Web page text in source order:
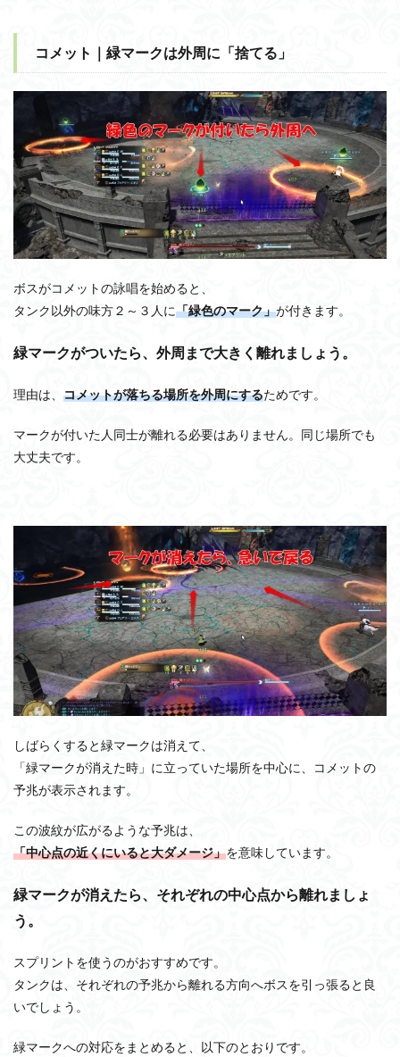
コメット｜緑マークは外周に「捨てる」
ボスがコメットの詠唱を始めると、
タンク以外の味方２～３人に「緑色のマーク」が付きます。
緑マークがついたら、外周まで大きく離れましょう。
理由は、 コメットが落ちる場所を外周にするためです。
マークが付いた人同士が離れる必要はありません。同じ場所でも
大丈夫です。
しばらくすると緑マークは消えて、
「緑マークが消えた時」に立っていた場所を中心に、コメットの
予兆が表示されます。
この波紋が広がるような予兆は、
「中心点の近くにいると大ダメージ」を意味しています。
緑マークが消えたら、それぞれの中心点から離れましょ
う。
スプリントを使うのがおすすめです。
タンクは、それぞれの予兆から離れる方向へボスを引っ張ると良
いでしょう。
緑マークへの対応をまとめると、以下のとおりです。